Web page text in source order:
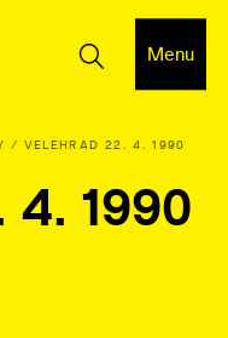
Menu
VELEHRAD 22. 4. 1990
1990